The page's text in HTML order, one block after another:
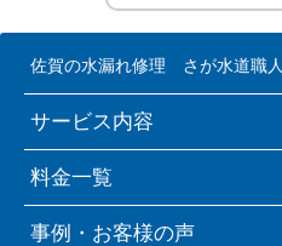
佐賀の水漏れ修理 さが水道職人
サービス内容
料金一覧
事例・お客様の声